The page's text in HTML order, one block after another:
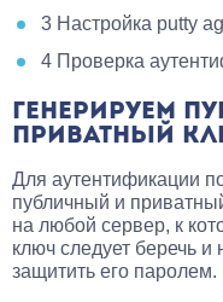
3 Настройка putty
4 Проверка
ГЕНЕРИРУЕМ
ПРИВАТНЫЙ
Для аутентификации
публичный и
на любой сервер, к
ключ следует беречь
защитить его паролем.